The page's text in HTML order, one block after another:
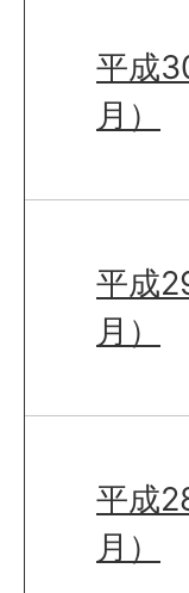
平成
月）
平成
月）
平成
月）